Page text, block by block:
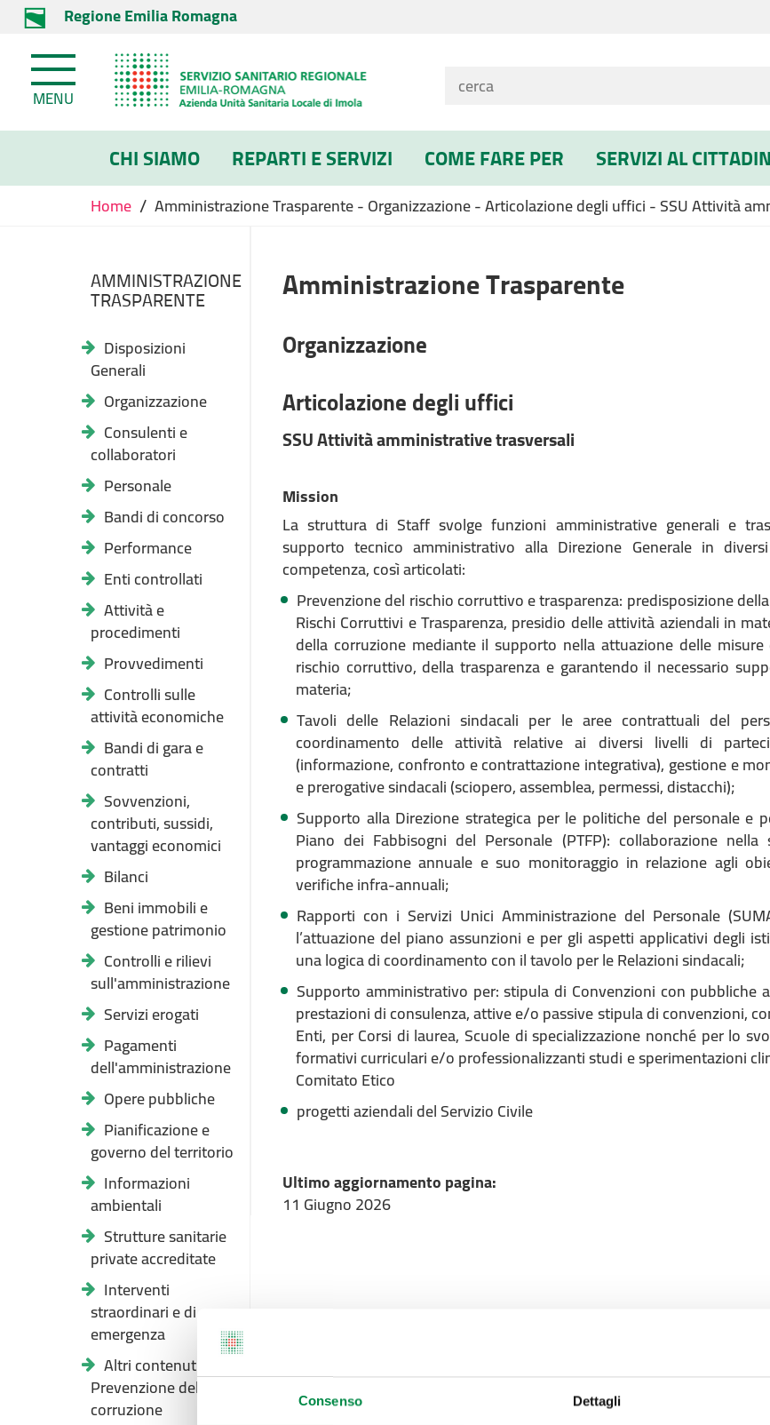
Consenso Dettagli
Regione Emilia Romagna
MENU
CHI SIAMO REPARTI E SERVIZI COME FARE PER SERVIZI AL
Home / Amministrazione Trasparente - Organizzazione - Articolazione degli uffici - SSU Attività
AMMINISTRAZIONE
TRASPARENTE
Disposizioni
Generali
Organizzazione
Consulenti e
collaboratori
Personale
Bandi di concorso
Performance
Enti controllati
Attività e
procedimenti
Provvedimenti
Controlli sulle
attività economiche
Bandi di gara e
contratti
Sovvenzioni,
contributi, sussidi,
vantaggi economici
Bilanci
Beni immobili e
gestione patrimonio
Controlli e rilievi
sull'amministrazione
Servizi erogati
Pagamenti
dell'amministrazione
Opere pubbliche
Pianificazione e
governo del territorio
Informazioni
ambientali
Strutture sanitarie
private accreditate
Interventi
straordinari e di
emergenza
Altri contenuti -
Prevenzione della
corruzione
Amministrazione Trasparente
Organizzazione
Articolazione degli uffici
SSU Attività amministrative trasversali
Mission
La struttura di Staff svolge funzioni amministrative generali e
supporto tecnico amministrativo alla Direzione Generale in
competenza, così articolati:
Prevenzione del rischio corruttivo e trasparenza: predisposizione
Rischi Corruttivi e Trasparenza, presidio delle attività aziendali in
della corruzione mediante il supporto nella attuazione delle
rischio corruttivo, della trasparenza e garantendo il necessario
materia;
Tavoli delle Relazioni sindacali per le aree contrattuali del
coordinamento delle attività relative ai diversi livelli di
(informazione, confronto e contrattazione integrativa), gestione e
e prerogative sindacali (sciopero, assemblea, permessi, distacchi);
Supporto alla Direzione strategica per le politiche del personale e
Piano dei Fabbisogni del Personale (PTFP): collaborazione
programmazione annuale e suo monitoraggio in relazione agli
verifiche infra-annuali;
Rapporti con i Servizi Unici Amministrazione del Personale
l’attuazione del piano assunzioni e per gli aspetti applicativi degli
una logica di coordinamento con il tavolo per le Relazioni sindacali;
Supporto amministrativo per: stipula di Convenzioni con pubbliche
prestazioni di consulenza, attive e/o passive stipula di convenzioni,
Enti, per Corsi di laurea, Scuole di specializzazione nonché per lo
formativi curriculari e/o professionalizzanti studi e sperimentazioni
Comitato Etico
progetti aziendali del Servizio Civile
Ultimo aggiornamento pagina:
11 Giugno 2026